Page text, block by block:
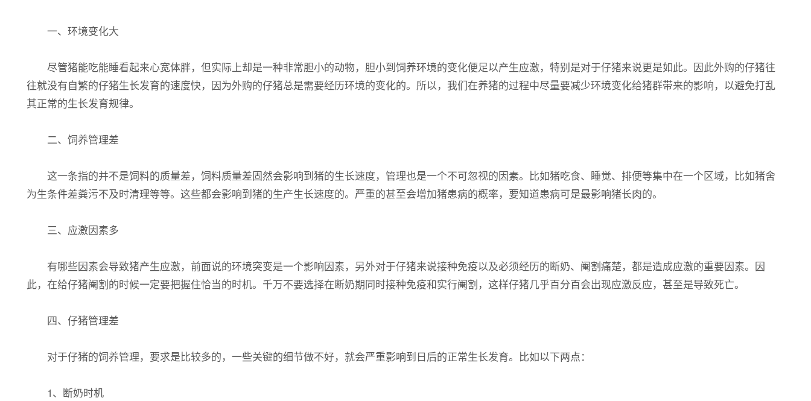
一、环境变化大
尽管猪能吃能睡看起来心宽体胖，但实际上却是一种非常胆小的动物，胆小到饲养环境的变化便足以产生应激，特别是对于仔猪来说更是如此。因此外购的仔猪往
往就没有自繁的仔猪生长发育的速度快，因为外购的仔猪总是需要经历环境的变化的。所以，我们在养猪的过程中尽量要减少环境变化给猪群带来的影响，以避免打乱
其正常的生长发育规律。
二、饲养管理差
这一条指的并不是饲料的质量差，饲料质量差固然会影响到猪的生长速度，管理也是一个不可忽视的因素。比如猪吃食、睡觉、排便等集中在一个区域，比如猪舍
为生条件差粪污不及时清理等等。这些都会影响到猪的生产生长速度的。严重的甚至会增加猪患病的概率，要知道患病可是最影响猪长肉的。
三、应激因素多
有哪些因素会导致猪产生应激，前面说的环境突变是一个影响因素，另外对于仔猪来说接种免疫以及必须经历的断奶、阉割痛楚，都是造成应激的重要因素。因
此，在给仔猪阉割的时候一定要把握住恰当的时机。千万不要选择在断奶期同时接种免疫和实行阉割，这样仔猪几乎百分百会出现应激反应，甚至是导致死亡。
四、仔猪管理差
对于仔猪的饲养管理，要求是比较多的，一些关键的细节做不好，就会严重影响到日后的正常生长发育。比如以下两点：
1、断奶时机